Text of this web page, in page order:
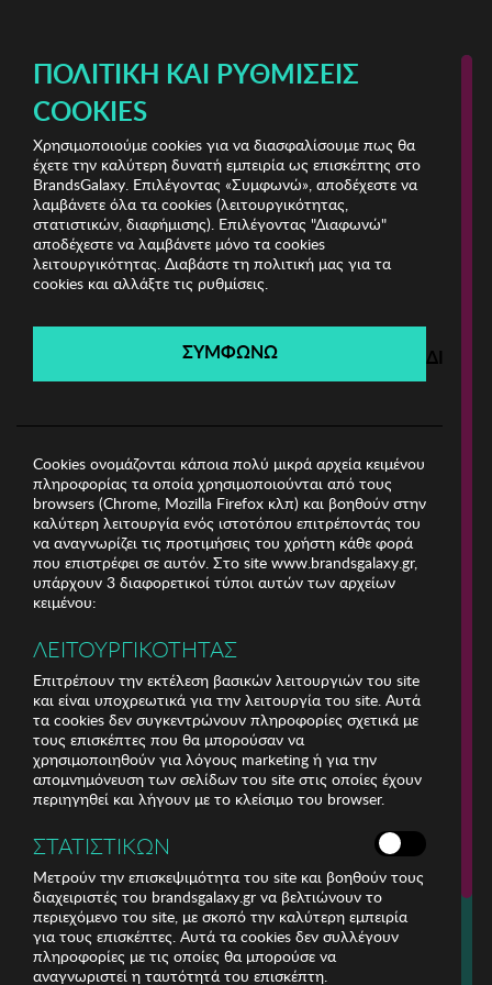
By Rafaella
By Rafaella
Λήγει σε: 00ημέρες | 00ώρες 00λεπτά 00δευτ.
Filters
Για τηλεφωνικές παραγγελίες καλέστε
211 18 94 400
(Δευτέρα έως Παρασκευή 9:30 - 14:30 & 24ώρες Φωνητική Πύλη)
ΠΟΛΙΤΙΚΉ ΚΑΙ ΡΥΘΜΊΣΕΙΣ
COOKIES
Χρησιμοποιούμε cookies για να διασφαλίσουμε πως θα
έχετε την καλύτερη δυνατή εμπειρία ως επισκέπτης στο
BrandsGalaxy. Επιλέγοντας «Συμφωνώ», αποδέχεστε να
λαμβάνετε όλα τα cookies (λειτουργικότητας,
στατιστικών, διαφήμισης). Επιλέγοντας "Διαφωνώ"
αποδέχεστε να λαμβάνετε μόνο τα cookies
λειτουργικότητας. Διαβάστε τη πολιτική μας για τα
cookies και αλλάξτε τις ρυθμίσεις.
ΣΥΜΦΩΝΩ
Cookies ονομάζονται κάποια πολύ μικρά αρχεία κειμένου
πληροφορίας τα οποία χρησιμοποιούνται από τους
browsers (Chrome, Mozilla Firefox κλπ) και βοηθούν στην
καλύτερη λειτουργία ενός ιστοτόπου επιτρέποντάς του
να αναγνωρίζει τις προτιμήσεις του χρήστη κάθε φορά
που επιστρέφει σε αυτόν. Στο site www.brandsgalaxy.gr,
υπάρχουν 3 διαφορετικοί τύποι αυτών των αρχείων
κειμένου:
ΛΕΙΤΟΥΡΓΙΚΟΤΗΤΑΣ
Επιτρέπουν την εκτέλεση βασικών λειτουργιών του site
και είναι υποχρεωτικά για την λειτουργία του site. Αυτά
τα cookies δεν συγκεντρώνουν πληροφορίες σχετικά με
τους επισκέπτες που θα μπορούσαν να
χρησιμοποιηθούν για λόγους marketing ή για την
απομνημόνευση των σελίδων του site στις οποίες έχουν
περιηγηθεί και λήγουν με το κλείσιμο του browser.
ΣΤΑΤΙΣΤΙΚΩΝ
Μετρούν την επισκεψιμότητα του site και βοηθούν τους
διαχειριστές του brandsgalaxy.gr να βελτιώνουν το
περιεχόμενο του site, με σκοπό την καλύτερη εμπειρία
για τους επισκέπτες. Αυτά τα cookies δεν συλλέγουν
πληροφορίες με τις οποίες θα μπορούσε να
αναγνωριστεί η ταυτότητά του επισκέπτη.